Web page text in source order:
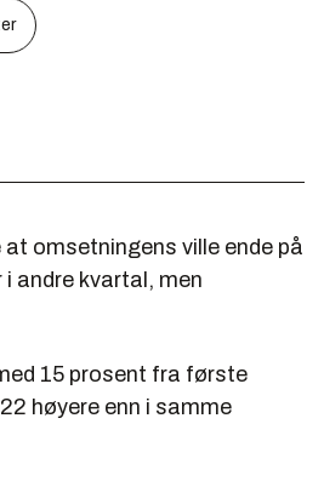
omsetningens ville ende på
andre kvartal, men
15 prosent fra første
høyere enn i samme